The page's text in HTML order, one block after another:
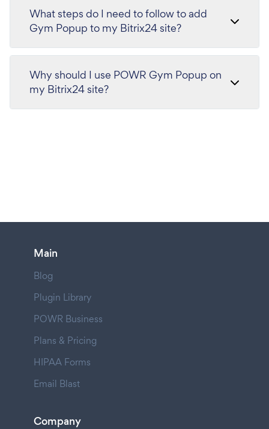
What steps do I need to follow to add
Gym Popup to my Bitrix24 site?
Why should I use POWR Gym Popup on
my Bitrix24 site?
Main
Blog
Plugin Library
POWR Business
Plans & Pricing
HIPAA Forms
Email Blast
Company